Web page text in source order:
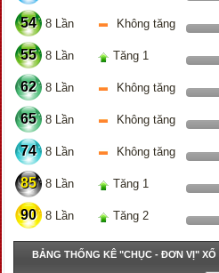
54 8 Lần Không tăng
55 8 Lần Tăng 1
62 8 Lần Không tăng
65 8 Lần Không tăng
74 8 Lần Không tăng
85 8 Lần Tăng 1
90 8 Lần Tăng 2
BẢNG THỐNG KÊ "CHỤC - ĐƠN VỊ" XỔ